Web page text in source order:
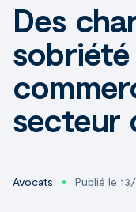
Des
secteur
Avocats Publié le